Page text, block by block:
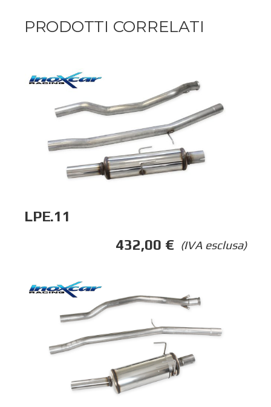
PRODOTTI CORRELATI
LPE.11
(IVA esclusa)
432,00 €